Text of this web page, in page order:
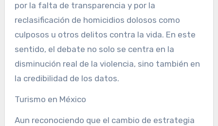
por la falta de transparencia y por la
reclasificación de homicidios dolosos como
culposos u otros delitos contra la vida. En este
sentido, el debate no solo se centra en la
disminución real de la violencia, sino también en
la credibilidad de los datos.
Turismo en México
Aun reconociendo que el cambio de estrategia